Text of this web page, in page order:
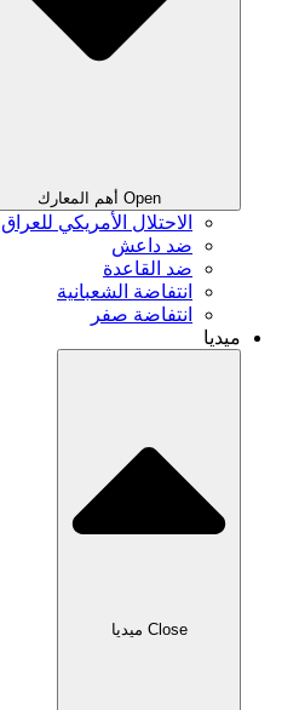
Open أهم المعارك
الاحتلال الأمريكي للعراق
ضد داعش
ضد القاعدة
انتفاضة الشعبانية
انتفاضة صفر
ميديا
Close ميديا